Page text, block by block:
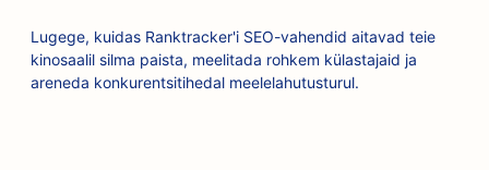
Lugege, kuidas Ranktracker'i SEO-vahendid aitavad teie
kinosaalil silma paista, meelitada rohkem külastajaid ja
areneda konkurentsitihedal meelelahutusturul.